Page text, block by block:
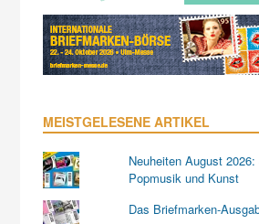
MEISTGELESENE ARTIKEL
Neuheiten August
Popmusik und Kunst
Das Briefmarken-